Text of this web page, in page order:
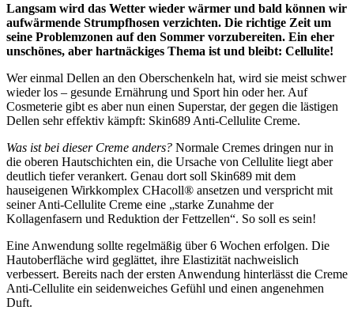
Langsam wird das Wetter wieder wärmer und bald können wir
aufwärmende Strumpfhosen verzichten. Die richtige Zeit um
seine Problemzonen auf den Sommer vorzubereiten. Ein eher
unschönes, aber hartnäckiges Thema ist und bleibt: Cellulite!
Wer einmal Dellen an den Oberschenkeln hat, wird sie meist schwer
wieder los – gesunde Ernährung und Sport hin oder her. Auf
Cosmeterie gibt es aber nun einen Superstar, der gegen die lästigen
Dellen sehr effektiv kämpft: Skin689 Anti-Cellulite Creme.
Was ist bei dieser Creme anders? Normale Cremes dringen nur in
die oberen Hautschichten ein, die Ursache von Cellulite liegt aber
deutlich tiefer verankert. Genau dort soll Skin689 mit dem
hauseigenen Wirkkomplex CHacoll® ansetzen und verspricht mit
seiner Anti-Cellulite Creme eine „starke Zunahme der
Kollagenfasern und Reduktion der Fettzellen“. So soll es sein!
Eine Anwendung sollte regelmäßig über 6 Wochen erfolgen. Die
Hautoberfläche wird geglättet, ihre Elastizität nachweislich
verbessert. Bereits nach der ersten Anwendung hinterlässt die Creme
Anti-Cellulite ein seidenweiches Gefühl und einen angenehmen
Duft.